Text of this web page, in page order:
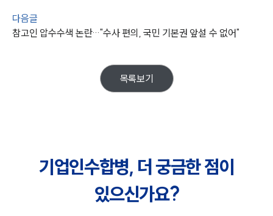
법률정보
법률지식인
업무분야
구성원 소개
M&A전문변호사
다음글
참고인 압수수색 논란…"수사 편의, 국민 기본권 앞설 수 없어"
목록보기
기업인수합병, 더 궁금한 점이
있으신가요?